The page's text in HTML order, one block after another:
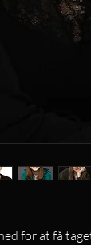
for at få